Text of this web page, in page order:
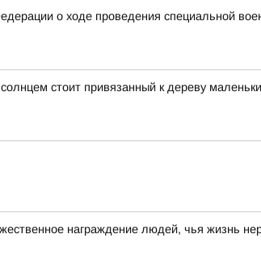
о ходе проведения специальной
стоит привязанный к дереву
награждение людей, чья жизнь